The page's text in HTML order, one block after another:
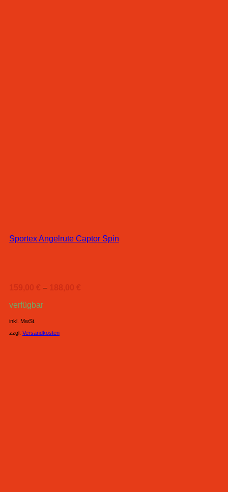
Sportex Angelrute Captor Spin
159,00 € – 188,00 €
verfügbar
inkl. MwSt.
zzgl. Versandkosten